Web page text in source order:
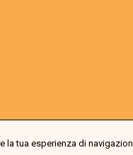
la tua esperienza di